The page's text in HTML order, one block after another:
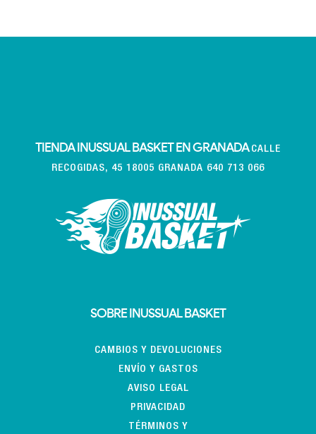
TIENDA INUSSUAL BASKET EN GRANADA CALLE
RECOGIDAS, 45 18005 GRANADA 640 713 066
SOBRE INUSSUAL BASKET
CAMBIOS Y DEVOLUCIONES
ENVÍO Y GASTOS
AVISO LEGAL
PRIVACIDAD
TÉRMINOS Y